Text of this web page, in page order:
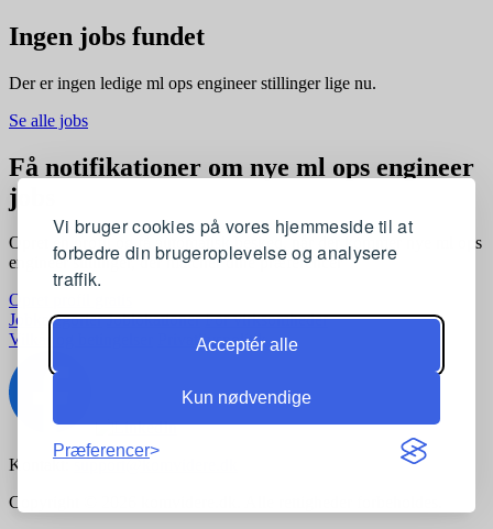
Vi bruger cookies på vores hjemmeside til at
forbedre din brugeroplevelse og analysere
traffik.
Acceptér alle
Kun nødvendige
Præferencer
Ingen jobs fundet
Der er ingen ledige ml ops engineer stillinger lige nu.
Se alle jobs
Få notifikationer om nye ml ops engineer
jobs
Opret en profil og få automatisk besked, når der kommer nye ml ops
engineer stillinger, der matcher dine præferencer
Opret profil gratis
Jobkategorier Joblokationer For virksomheder
Vilkår og betingelser
Privatlivspolitik
Kontakt:support@komvidere.dk
Copyright © 2026 komvidere.dk. Alle rettigheder forbeholdes.